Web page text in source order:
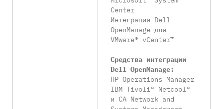
Center
Интеграция Dell
OpenManage для
VMware® vCenter™
Средства интеграции
Dell OpenManage:
HP Operations Manager
IBM Tivoli® Netcool®
и CA Network and